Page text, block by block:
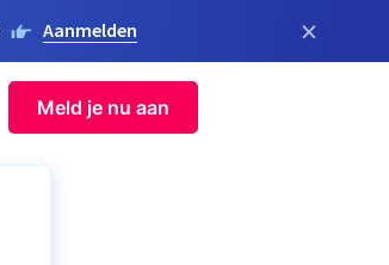
Aanmelden ×
Meld je nu aan